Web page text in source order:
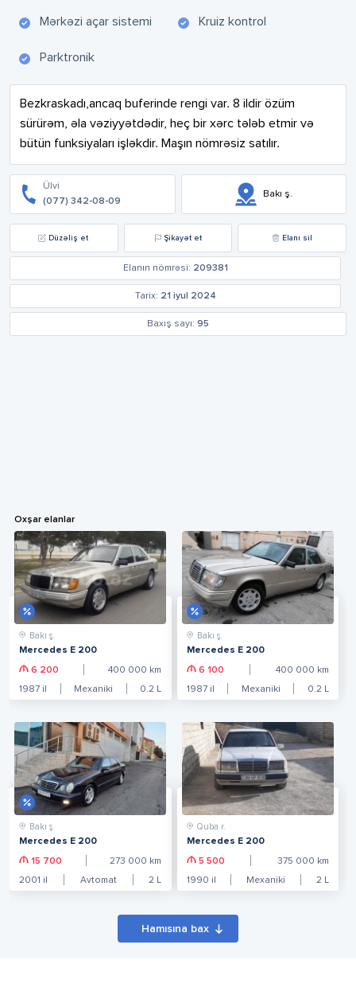
Mərkəzi açar sistemi Kruiz kontrol
Parktronik
Bezkraskadı,ancaq buferinde rengi var. 8 ildir özüm
sürürəm, əla vəziyyətdədir, heç bir xərc tələb etmir və
bütün funksiyaları işləkdir. Maşın nömrəsiz satılır.
Ülvi
(077) 342-08-09
Bakı ş.
Düzəliş et Şikayət et Elanı sil
Elanın nömrəsi: 209381
Tarix: 21 iyul 2024
Baxış sayı: 95
Oxşar elanlar
Bakı ş.
Mercedes E 200
6 200 400 000 km
1987 il Mexaniki 0.2 L
Bakı ş.
Mercedes E 200
6 100 400 000 km
1987il Mexaniki 0.2 L
Bakı ş.
Mercedes E 200
15 700 273 000 km
2001 il Avtomat 2 L
Quba r.
Mercedes E 200
5 500 375 000 km
1990 il Mexaniki 2 L
Hamısına bax